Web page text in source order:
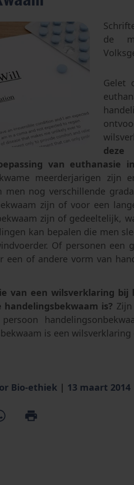
Eugenetica
Kunstmatige
de
Gelet
deze
van euthanasie
meerderjarigen zijn
men nog verschillende
zijn of voor een
zijn of gedeeltelijk,
kan bepalen die men
Of personen een
een of andere vorm van
van een wilsverklaring bij
is?
is een wilsverklaring
Bio-ethiek | 13 maart 2014